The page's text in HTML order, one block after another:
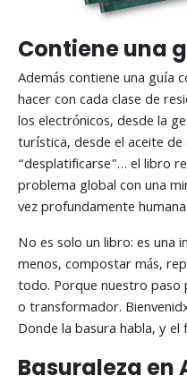
Contiene una
Además contiene una guía
hacer con cada clase de
los electrónicos, desde la
turística, desde el aceite
“desplatificarse”… el libro
problema global con una
vez profundamente humana.
No es solo un libro: es una
menos, compostar más,
todo. Porque nuestro
o transformador.
Donde la basura habla, y
Basuraleza en